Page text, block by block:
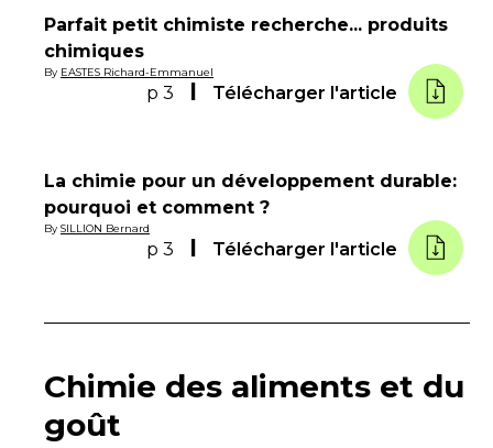
Parfait petit chimiste recherche... produits
chimiques
By EASTES Richard-Emmanuel
p 3 Télécharger l'article
La chimie pour un développement durable:
pourquoi et comment ?
By SILLION Bernard
p 3 Télécharger l'article
Chimie des aliments et du
goût